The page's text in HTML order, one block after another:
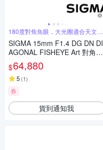
180度對焦魚眼，大光圈適合天文攝
SIGMA 15mm F1.4 DG DN DI
AGONAL FISHEYE Art 對角魚
眼鏡頭 (公司貨) 全片幅無反微
單眼鏡頭 適合拍攝星空、銀
河、螢火蟲
$64,880
5 (1)
券
貨到通知我